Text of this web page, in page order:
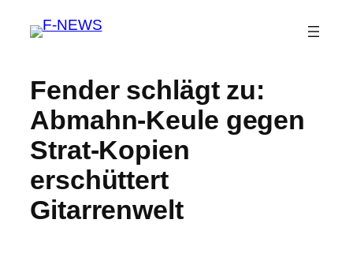
Fender schlägt zu:
Abmahn-Keule gegen
Strat-Kopien
erschüttert
Gitarrenwelt